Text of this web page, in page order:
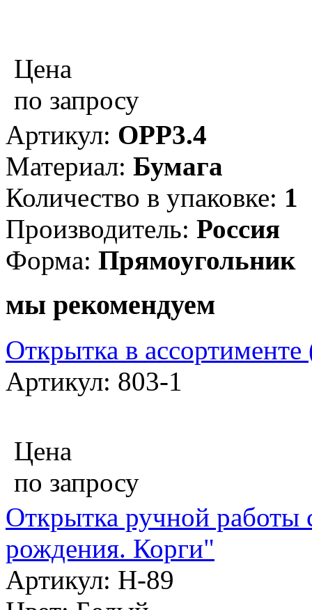
Цена
по запросу
Артикул: ОРР3.4
Материал: Бумага
Количество в упаковке: 1
Производитель: Россия
Форма: Прямоугольник
мы рекомендуем
Открытка в
Артикул: 803-1
Цена
по запросу
Открытка ручной
рождения. Корги"
Артикул: Н-89